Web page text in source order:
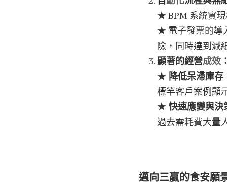
★ BPM 系統實
★ 電子發票的導
險，同時達到減
顯著的經營成效
★ 降低呆滯庫存
標竿客戶案例顯
★ 快速應變與決
過去需耗費大量
邁向三贏的食安願